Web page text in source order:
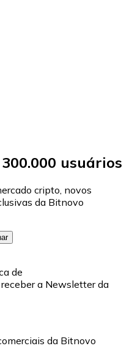
usuários
cripto, novos
da Bitnovo
de
a Newsletter da
da Bitnovo